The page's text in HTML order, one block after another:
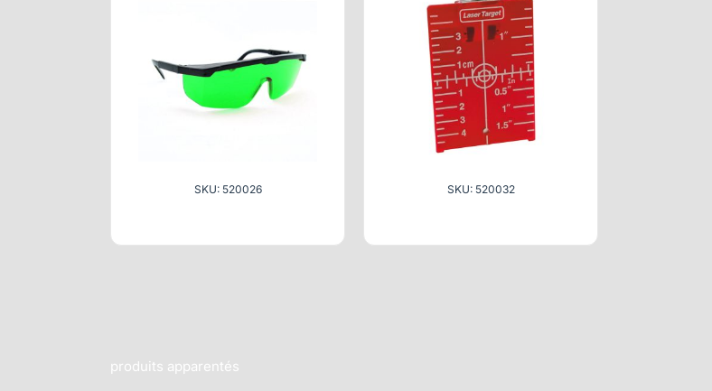
SKU: 520026 SKU: 520032
produits apparentés